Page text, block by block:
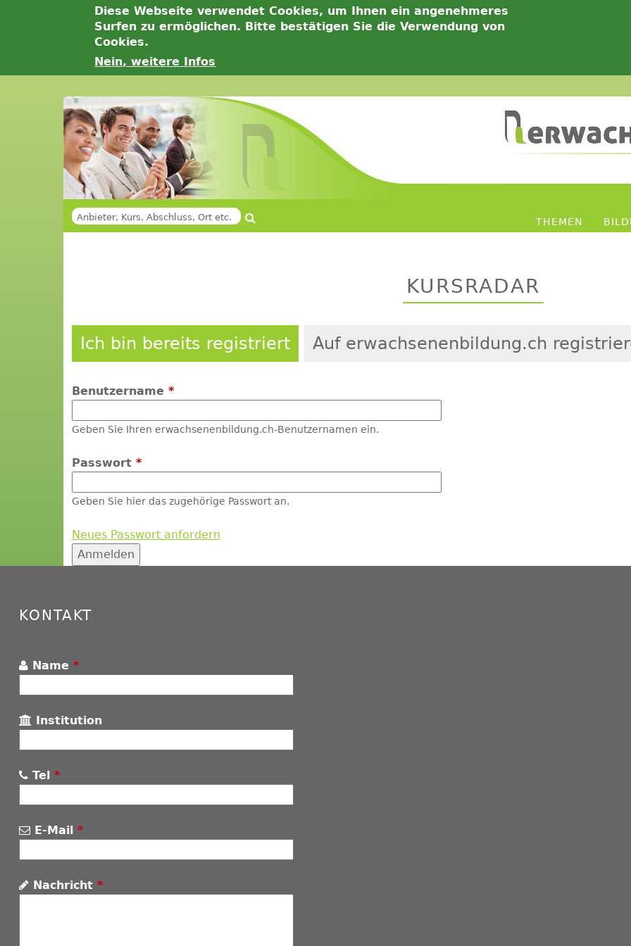
Diese Webseite verwendet Cookies, um Ihnen ein angenehmeres
Surfen zu ermöglichen. Bitte bestätigen Sie die Verwendung von
Cookies.
Nein, weitere Infos
Suche
THEMEN
KURSRADAR
Ich bin bereits registriert Auf erwachsenenbildung.ch
Benutzername *
Geben Sie Ihren erwachsenenbildung.ch-Benutzernamen ein.
Passwort *
Geben Sie hier das zugehörige Passwort an.
Neues Passwort anfordern
KONTAKT
Name *
Institution
Tel *
E-Mail *
Nachricht *